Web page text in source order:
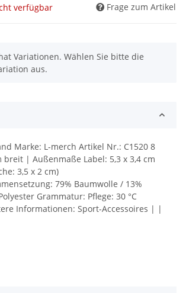
verfügbar Frage zum Artikel
Variationen. Wählen Sie bitte die
aus.
Marke: L-merch Artikel Nr.: C1520 8
| Außenmaße Label: 5,3 x 3,4 cm
3,5 x 2 cm)
79% Baumwolle / 13%
Grammatur: Pflege: 30 °C
Informationen: Sport-Accessoires | |